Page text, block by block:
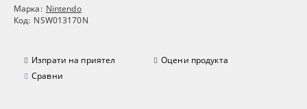
Марка: Nintendo
Код: NSW013170N
Изпрати на приятел
Оцени продукта
Сравни